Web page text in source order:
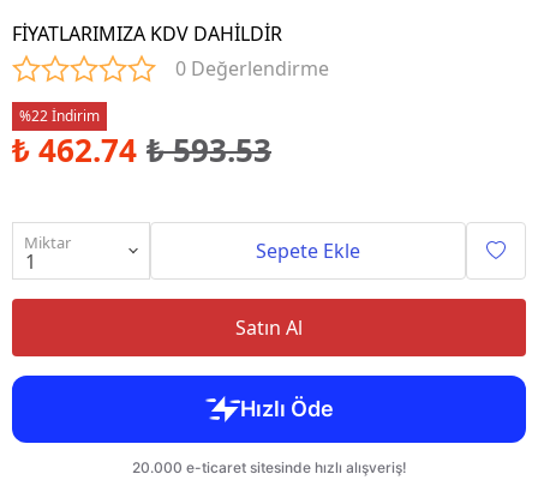
FİYATLARIMIZA KDV DAHİLDİR
0 Değerlendirme
%22 İndirim
₺ 462.74 ₺ 593.53
Miktar Sepete Ekle
Satın Al